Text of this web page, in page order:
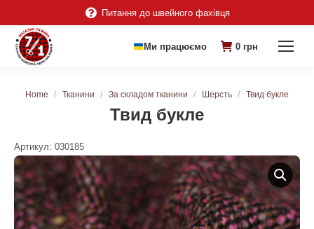
Питання до швейного фахівця
Ми працюємо 0 грн
Твид букле
You are here:
Home Тканини За складом тканини Шерсть Твид букле
Артикул: 030185